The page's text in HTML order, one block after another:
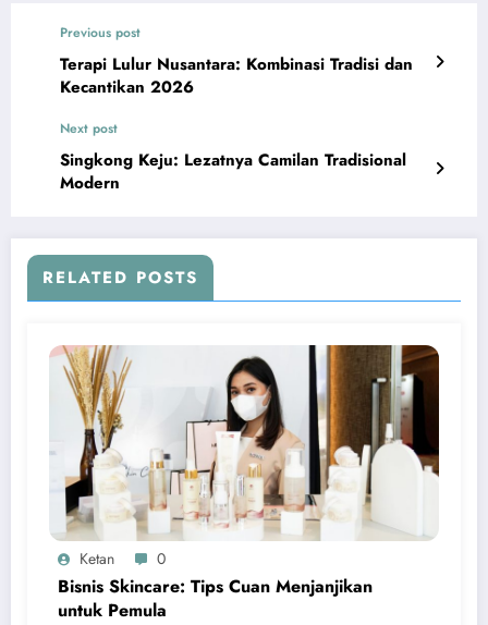
Previous post
Terapi Lulur Nusantara: Kombinasi Tradisi dan
Kecantikan 2026
Next post
Singkong Keju: Lezatnya Camilan Tradisional
Modern
RELATED POSTS
Ketan 0
Bisnis Skincare: Tips Cuan Menjanjikan
untuk Pemula